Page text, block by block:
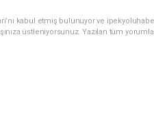
kabul etmiş bulunuyor ve
üstleniyorsunuz. Yazılan tüm